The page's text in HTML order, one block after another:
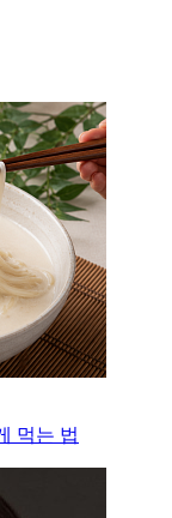
먹는 법